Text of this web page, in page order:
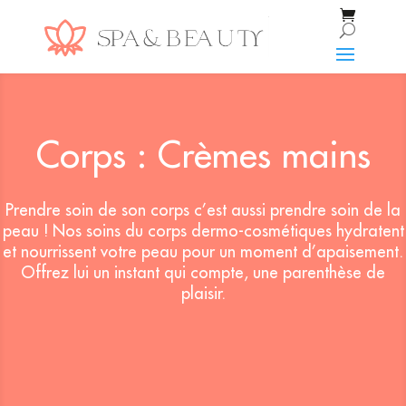
Corps : Crèmes mains
Prendre soin de son corps c’est aussi prendre soin de la
peau ! Nos soins du corps dermo-cosmétiques hydratent
et nourrissent votre peau pour un moment d’apaisement.
Offrez lui un instant qui compte, une parenthèse de
plaisir.